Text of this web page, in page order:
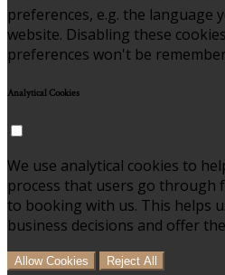
preferences, e.g. the language
website. Disabling these
preferences won't be
Analytical Cookies
We use analytical cookies to
process that users go through
to booking with us. This helps
business decisions and offer
Allow Cookies Reject All